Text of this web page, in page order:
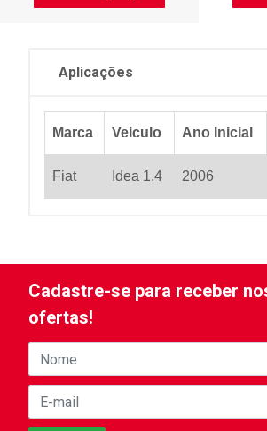
Aplicações
Marca Veiculo Ano Inicial
Fiat Idea 1.4 2006
Cadastre-se para receber
ofertas!